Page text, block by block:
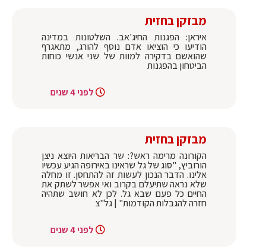
מבזקן בחזית
איראן: הפגנות החיג'אב. השלטונות במדינה
הודיעו כי הוציאו אדם נוסף להורג, מתאגרף
שהואשם בדקירה למוות של שני אנשי כוחות
הביטחון בהפגנות
לפני 4 שנים
מבזקן בחזית
הקורונה מרימה ראש?: שר הבריאות היוצא ניצן
הורוביץ, "סוג של גל שראינו באירופה הגיע עכשיו
אלינו. הדבר הנכון לעשות זה להתחסן. זו מחלה
שלא נראה שתיעלם בקרוב ואי אפשר לשתק את
החיים כל פעם שבא גל. לכן לא חושב שתהיה
חזרה להגבלות הקודמות" | גל"צ
לפני 4 שנים